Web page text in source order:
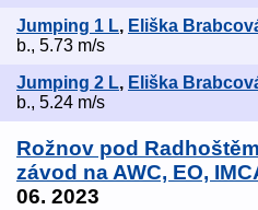
Jumping 1 L, Eliška
b., 5.73 m/s
Jumping 2 L, Eliška
b., 5.24 m/s
Rožnov pod
závod na AWC, EO,
06. 2023